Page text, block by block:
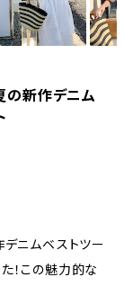
の新作デニム
ニムベストツー
！この魅力的な